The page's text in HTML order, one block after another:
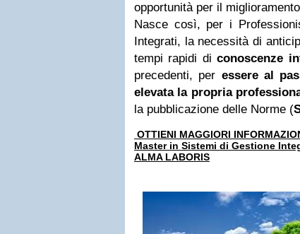
opportunità per il
Nasce così, per i
Integrati, la necessità di
tempi rapidi diconoscenze
precedenti, per essere al
elevata la propria
la pubblicazione delle Norme (
OTTIENI MAGGIORI
Master in Sistemi di Gestione
ALMA LABORIS